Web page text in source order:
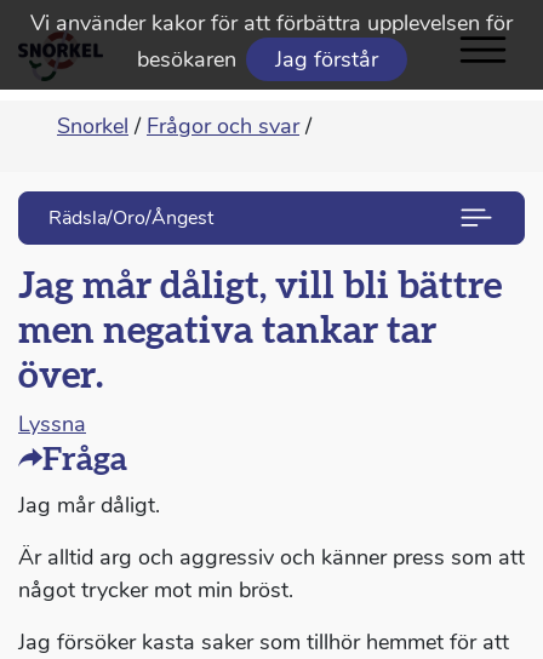
Vi använder kakor för att förbättra upplevelsen för
besökaren
Jag förstår
Snorkel / Frågor och svar /
Rädsla/Oro/Ångest
Jag mår dåligt, vill bli bättre
men negativa tankar tar
över.
Lyssna
Fråga
Jag mår dåligt.
Är alltid arg och aggressiv och känner press som att
något trycker mot min bröst.
Jag försöker kasta saker som tillhör hemmet för att